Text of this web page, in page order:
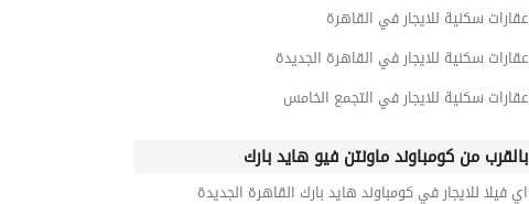
عقارات سكنية للايجار في القاهرة
عقارات سكنية للايجار في القاهرة الجديدة
عقارات سكنية للايجار في التجمع الخامس
بالقرب من كومباوند ماونتن فيو هايد بارك
اي فيلا للايجار في كومباوند هايد بارك القاهرة الجديدة